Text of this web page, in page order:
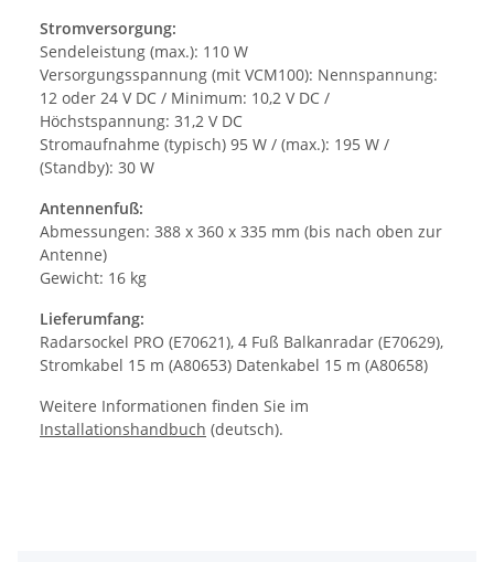
Stromversorgung:
Sendeleistung (max.): 110 W
Versorgungsspannung (mit VCM100): Nennspannung:
12 oder 24 V DC / Minimum: 10,2 V DC /
Höchstspannung: 31,2 V DC
Stromaufnahme (typisch) 95 W / (max.): 195 W /
(Standby): 30 W
Antennenfuß:
Abmessungen: 388 x 360 x 335 mm (bis nach oben zur
Antenne)
Gewicht: 16 kg
Lieferumfang:
Radarsockel PRO (E70621), 4 Fuß Balkanradar (E70629),
Stromkabel 15 m (A80653) Datenkabel 15 m (A80658)
Weitere Informationen finden Sie im
Installationshandbuch (deutsch).